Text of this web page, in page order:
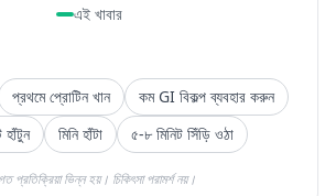
এই খাবার
প্রথমে প্রোটিন খান
কম GI বিকল্প ব্যবহার করুন
হাঁটুন
মিনি হাঁটা ৫-৮ মিনিট সিঁড়ি ওঠা
ভিন্ন হয়। চিকিৎসা পরামর্শ নয়।